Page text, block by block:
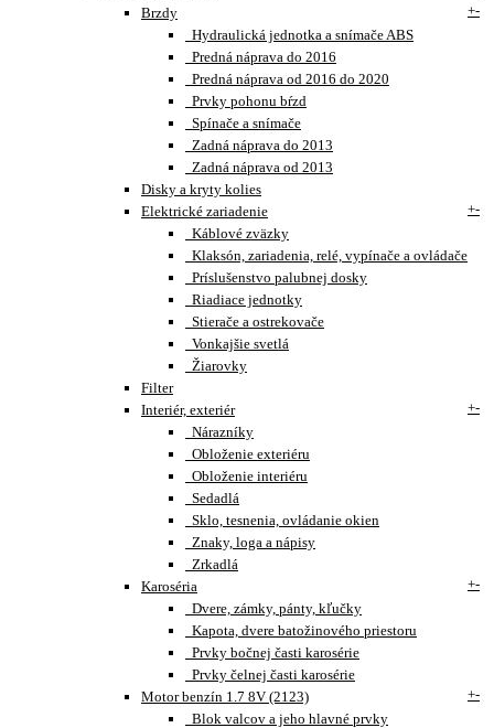
Brzdy
+-
Hydraulická jednotka a snímače ABS
Predná náprava do 2016
Predná náprava od 2016 do 2020
Prvky pohonu bŕzd
Spínače a snímače
Zadná náprava do 2013
Zadná náprava od 2013
Disky a kryty kolies
Elektrické zariadenie
+-
Káblové zväzky
Klaksón, zariadenia, relé, vypínače a ovládače
Príslušenstvo palubnej dosky
Riadiace jednotky
Stierače a ostrekovače
Vonkajšie svetlá
Žiarovky
Filter
Interiér, exteriér
+-
Nárazníky
Obloženie exteriéru
Obloženie interiéru
Sedadlá
Sklo, tesnenia, ovládanie okien
Znaky, loga a nápisy
Zrkadlá
Karoséria
+-
Dvere, zámky, pánty, kľučky
Kapota, dvere batožinového priestoru
Prvky bočnej časti karosérie
Prvky čelnej časti karosérie
Motor benzín 1.7 8V (2123)
+-
Blok valcov a jeho hlavné prvky